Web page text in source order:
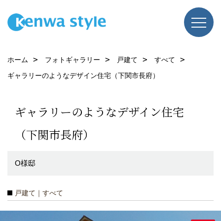
ホーム フォトギャラリー 戸建て
すべて
ギャラリーのようなデザイン住宅（下関市長府）
ギャラリーのようなデザイン住宅
（下関市長府）
O様邸
戸建て｜すべて